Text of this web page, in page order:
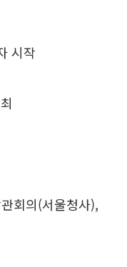
시작
회의(서울청사),